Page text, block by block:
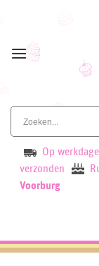
content
Op
verzonden
Voorburg